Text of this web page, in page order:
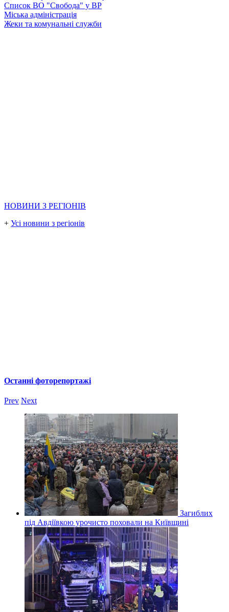
Список ВО "Свобода" у ВР
Міська адміністрація
Жеки та комунальні служби
НОВИНИ З РЕГІОНІВ
+ Усі новини з регіонів
Останні фоторепортажі
Prev Next
Загиблих
під Авдіївкою урочисто поховали на Київщині